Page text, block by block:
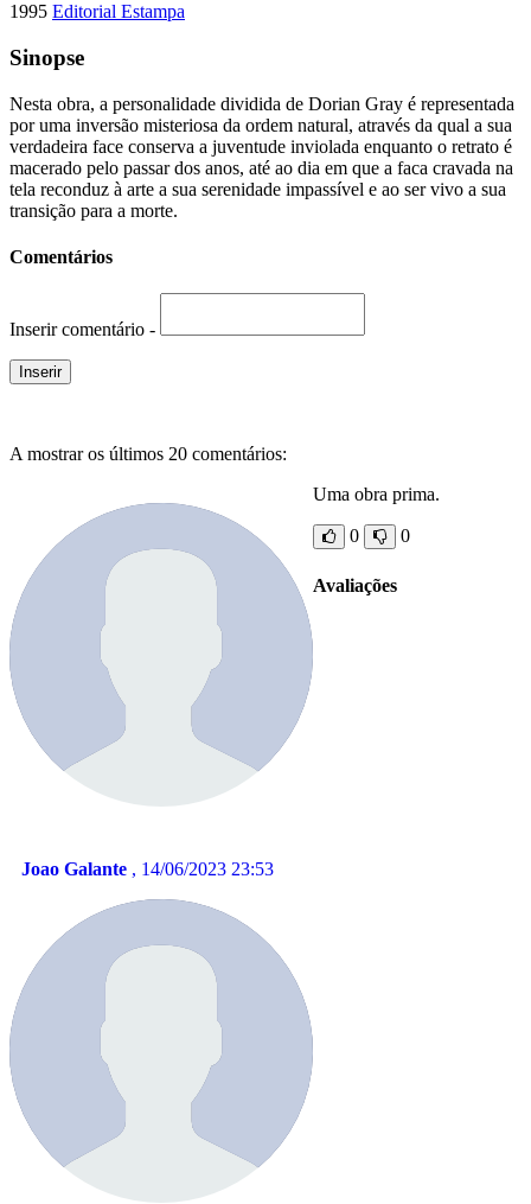
1995 Editorial Estampa
Sinopse
Nesta obra, a personalidade dividida de Dorian Gray é representada
por uma inversão misteriosa da ordem natural, através da qual a sua
verdadeira face conserva a juventude inviolada enquanto o retrato é
macerado pelo passar dos anos, até ao dia em que a faca cravada na
tela reconduz à arte a sua serenidade impassível e ao ser vivo a sua
transição para a morte.
Comentários
Inserir comentário -
A mostrar os últimos 20 comentários:
Joao Galante , 14/06/2023 23:53
Uma obra prima.
0 0
Avaliações